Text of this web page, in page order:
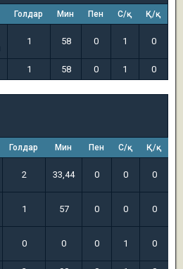
Голдар Мин Пен С/қ Қ/қ
1 58 0 1 0
1 58 0 1 0
Голдар Мин Пен С/қ Қ/қ
2 33,44 0 0 0
1 57 0 0 0
0 0 0 1 0